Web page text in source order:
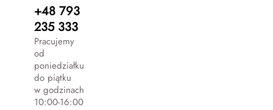
+48 793
235 333
Pracujemy
od
poniedziałku
do piątku
w godzinach
10:00-16:00